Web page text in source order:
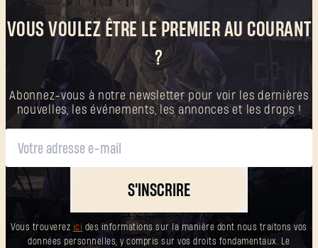
VOUS VOULEZ ÊTRE LE PREMIER AU COURANT
?
Abonnez-vous à notre newsletter pour voir les dernières
nouvelles, les événements, les annonces et les drops !
S'INSCRIRE
Vous trouverez ici
des informations sur la manière dont nous traitons vos
données personnelles, y compris sur vos droits fondamentaux. Le